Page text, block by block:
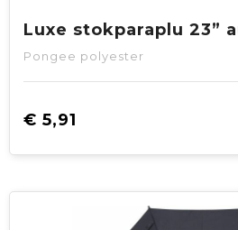
Luxe stokparaplu 23”
Pongee polyester
€ 5,91